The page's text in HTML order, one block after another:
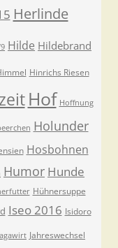
Herlinde
Hilde Hildebrand
Hinrichs Riesen
Hof Hoffnung
Holunder
Hosbohnen
Humor Hunde
Hühnersuppe
Iseo 2016 Isidoro
Jahreswechsel